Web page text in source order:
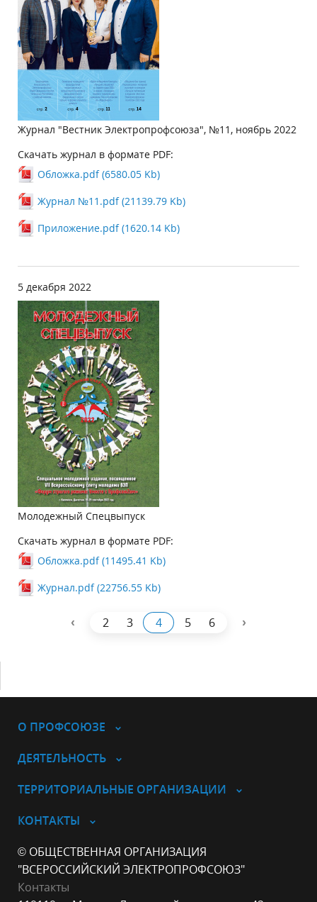
Журнал "Вестник Электропрофсоюза", №11, ноябрь 2022
Скачать журнал в формате PDF:
Обложка.pdf (6580.05 Kb)
Журнал №11.pdf (21139.79 Kb)
Приложение.pdf (1620.14 Kb)
5 декабря 2022
Молодежный Спецвыпуск
Скачать журнал в формате PDF:
Обложка.pdf (11495.41 Kb)
Журнал.pdf (22756.55 Kb)
‹ 2 3 4 5 6 ›
О ПРОФСОЮЗЕ
ДЕЯТЕЛЬНОСТЬ
ТЕРРИТОРИАЛЬНЫЕ ОРГАНИЗАЦИИ
КОНТАКТЫ
© ОБЩЕСТВЕННАЯ ОРГАНИЗАЦИЯ
"ВСЕРОССИЙСКИЙ ЭЛЕКТРОПРОФСОЮЗ"
Контакты